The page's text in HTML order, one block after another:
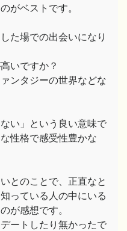
がベストです。
た場での出会いになり
いですか？
ンタジーの世界などな
い」という良い意味で
性格で感受性豊かな
とのことで、正直なと
っている人の中にいる
が感想です。
ートしたり無かったで